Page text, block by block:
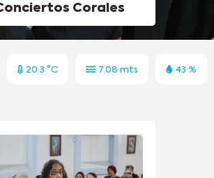
Corales
20.3 °C 7.08 mts 43 %